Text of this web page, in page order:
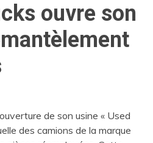
ouvre son
de son usine « Used
des camions de la marque